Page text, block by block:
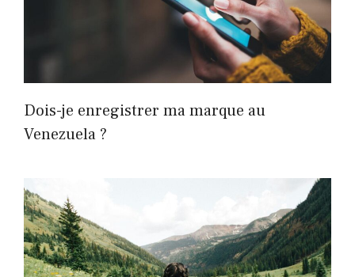
Dois-je enregistrer ma marque au
Venezuela ?